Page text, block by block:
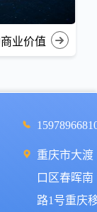
业价值
重庆市大渡
口区春晖南
路1号重庆